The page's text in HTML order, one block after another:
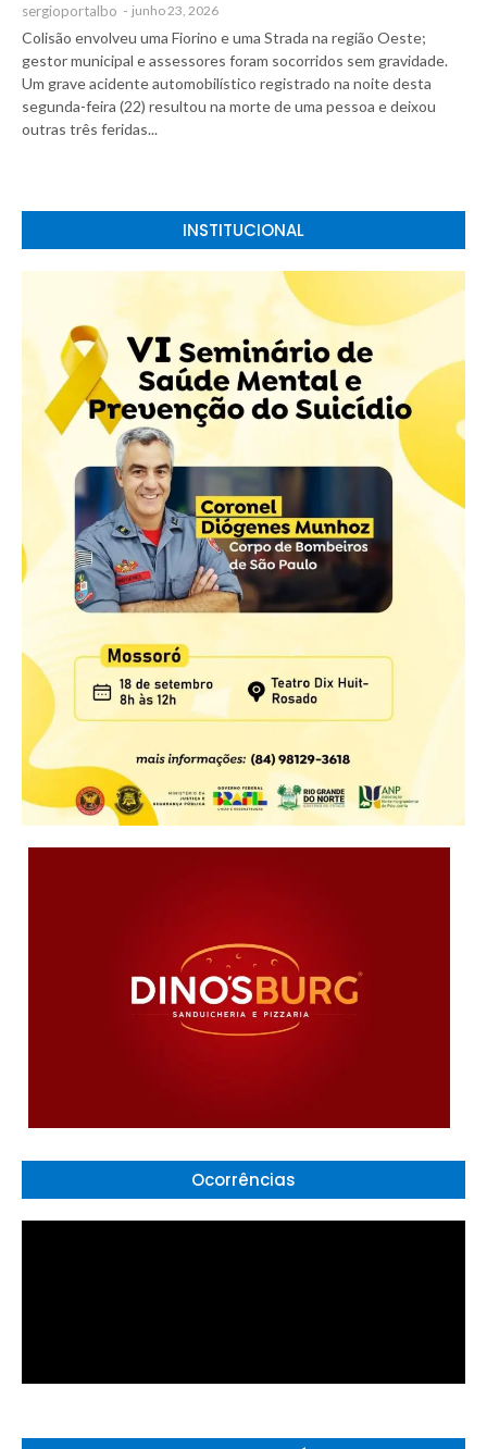
sergioportalbo - junho 23, 2026
Colisão envolveu uma Fiorino e uma Strada na região Oeste;
gestor municipal e assessores foram socorridos sem gravidade.
Um grave acidente automobilístico registrado na noite desta
segunda-feira (22) resultou na morte de uma pessoa e deixou
outras três feridas...
INSTITUCIONAL
Ocorrências